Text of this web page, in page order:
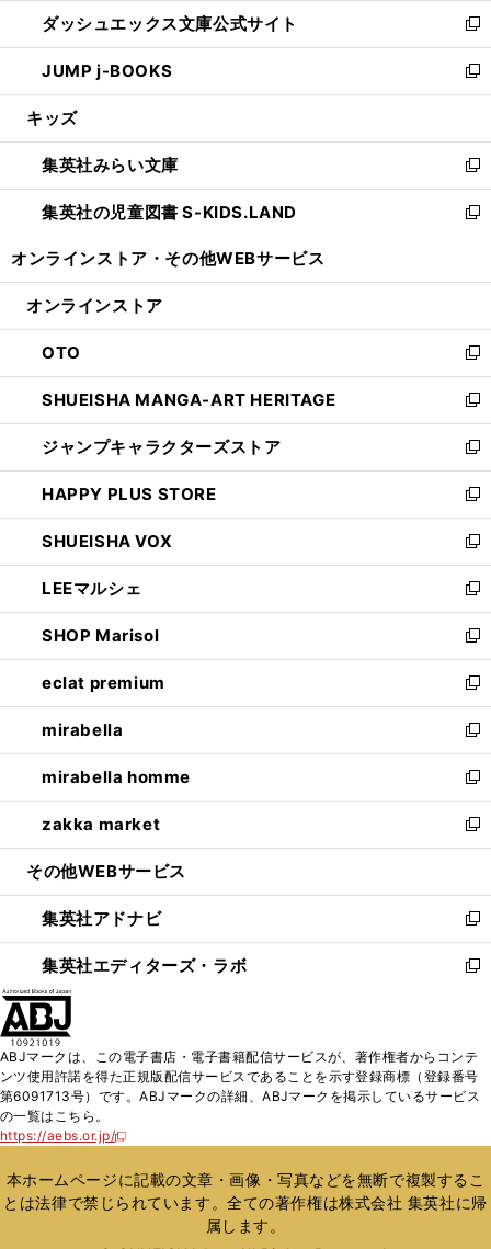
く
ド
ウ
で
開
ィ
ン
ド
ウ
開
く
し
い
ウ
ィ
ン
ウ
で
開
く
ダッシュエックス文庫公式サイト
新
し
い
ウ
ン
ド
ウ
で
JUMP j-BOOKS
新
し
ウ
ィ
ン
ド
開
キッズ
集英社みらい文庫
新
し
い
ン
ウ
で
開
く
集英社の児童図書 S-KIDS.LAND
新
ウ
ン
ド
ウ
で
開
く
オンラインストア・ その他WEBサービス
オンラインストア
OTO
新
し
い
ウ
ィ
ン
ド
ウ
で
開
く
SHUEISHA MANGA-ART HERITAGE
新
し
い
ウ
ィ
ン
ド
ウ
で
開
く
ジャンプキャラクターズストア
新
し
い
ウ
ィ
ン
ド
ウ
で
開
く
HAPPY PLUS STORE
新
し
い
ウ
ィ
ン
ド
ウ
で
開
く
SHUEISHA VOX
新
し
い
ウ
ィ
ン
ド
ウ
で
開
く
LEEマルシェ
新
し
い
ウ
ィ
ン
ド
ウ
で
開
く
SHOP Marisol
新
し
い
ウ
ィ
ン
ド
ウ
で
開
eclat premium
新
し
い
ウ
ィ
ン
ド
ウ
開
く
mirabella
新
し
い
ウ
ィ
ン
ウ
で
開
く
mirabella homme
新
し
い
ウ
ン
ド
ウ
で
zakka market
新
し
ウ
ィ
ン
ド
く
その他WEBサービス
集英社アドナビ
新
し
い
ド
ウ
で
集英社エディターズ・ラボ
新
ィ
ン
ド
開
く
ABJマークは、この電子書店・電子書籍配信サービスが、著作権者からコンテ
ンツ使用許諾を得た正規版配信サービスであることを示す登録商標（登録番号
第6091713号）です。ABJマークの詳細、ABJマークを掲示しているサービス
の一覧はこちら。
https://aebs.or.jp/
新
い
ウ
ィ
本ホームページに記載の文章・画像・写真などを無断で複製するこ
とは法律で禁じられています。全ての著作権は株式会社 集英社に帰
属します。